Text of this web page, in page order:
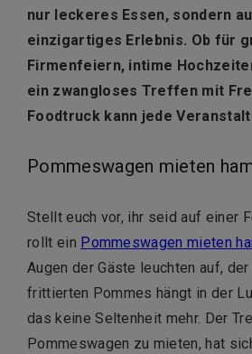
nur leckeres Essen, sondern
einzigartiges Erlebnis. Ob für
Firmenfeiern, intime
ein zwangloses Treffen mit
Foodtruck kann jede
Pommeswagen mieten
Stellt euch vor, ihr seid auf einer
rollt ein Pommeswagen mieten
Augen der Gäste leuchten auf,
frittierten Pommes hängt in der
das keine Seltenheit mehr. Der
Pommeswagen zu mieten, hat